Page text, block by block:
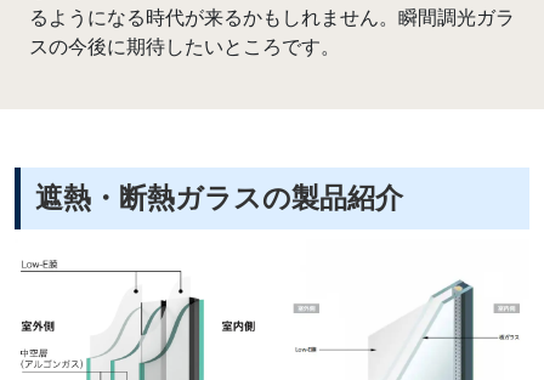
るようになる時代が来るかもしれません。瞬間調光ガラ
スの今後に期待したいところです。
遮熱・断熱ガラスの製品紹介